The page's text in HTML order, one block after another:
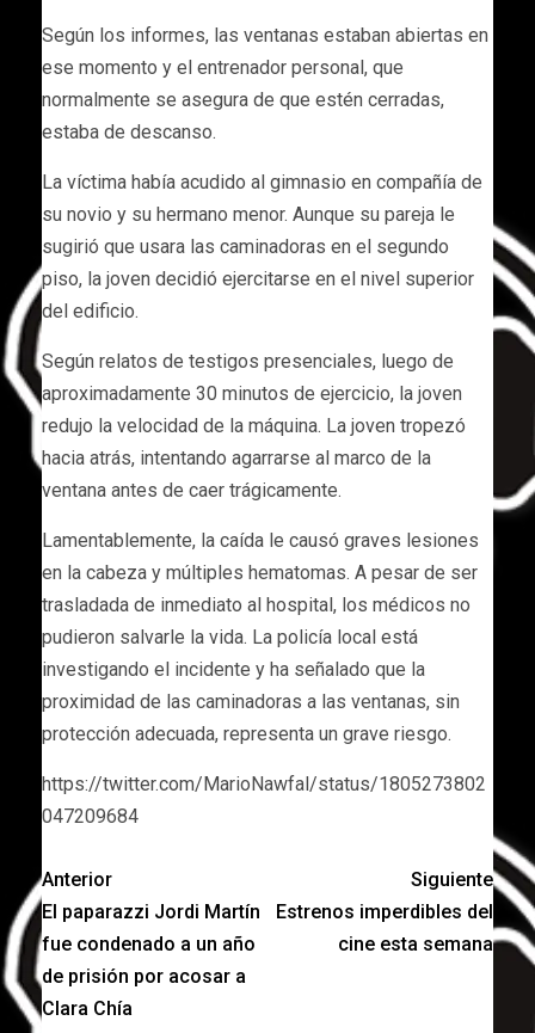
Según los informes, las ventanas estaban abiertas en
ese momento y el entrenador personal, que
normalmente se asegura de que estén cerradas,
estaba de descanso.
La víctima había acudido al gimnasio en compañía de
su novio y su hermano menor. Aunque su pareja le
sugirió que usara las caminadoras en el segundo
piso, la joven decidió ejercitarse en el nivel superior
del edificio.
Según relatos de testigos presenciales, luego de
aproximadamente 30 minutos de ejercicio, la joven
redujo la velocidad de la máquina. La joven tropezó
hacia atrás, intentando agarrarse al marco de la
ventana antes de caer trágicamente.
Lamentablemente, la caída le causó graves lesiones
en la cabeza y múltiples hematomas. A pesar de ser
trasladada de inmediato al hospital, los médicos no
pudieron salvarle la vida. La policía local está
investigando el incidente y ha señalado que la
proximidad de las caminadoras a las ventanas, sin
protección adecuada, representa un grave riesgo.
https://twitter.com/MarioNawfal/status/1805273802
047209684
Anterior
El paparazzi Jordi Martín
fue condenado a un año
de prisión por acosar a
Clara Chía
Siguiente
Estrenos imperdibles del
cine esta semana